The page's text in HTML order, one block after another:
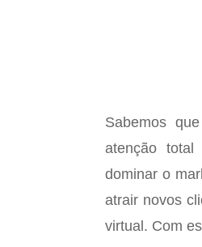
Sabemos
atenção
dominar o
atrair novos
virtual. Com